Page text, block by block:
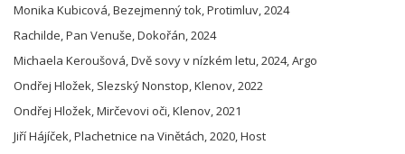
Monika Kubicová, Bezejmenný tok, Protimluv, 2024
Rachilde, Pan Venuše, Dokořán, 2024
Michaela Keroušová, Dvě sovy v nízkém letu, 2024, Argo
Ondřej Hložek, Slezský Nonstop, Klenov, 2022
Ondřej Hložek, Mirčevovi oči, Klenov, 2021
Jiří Hájíček, Plachetnice na Vinětách, 2020, Host